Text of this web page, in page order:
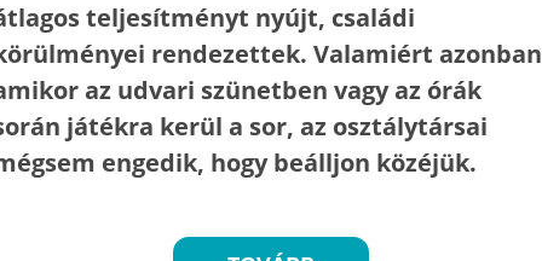
teljesítményt nyújt, családi
rendezettek. Valamiért
az udvari szünetben vagy az órák
játékra kerül a sor, az osztálytársai
engedik, hogy beálljon közéjük.